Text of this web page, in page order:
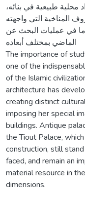
طبيعية في بنائه،
المناخية التي واجهته،
في عمليات البحث عن
الماضي بمختلف أبعاده
The importance of
one of the
of the Islamic
architecture has
creating distinct
imposing her special
buildings. Antique
the Tiout Palace,
construction, still
faced, and remain an
material resource in
dimensions.